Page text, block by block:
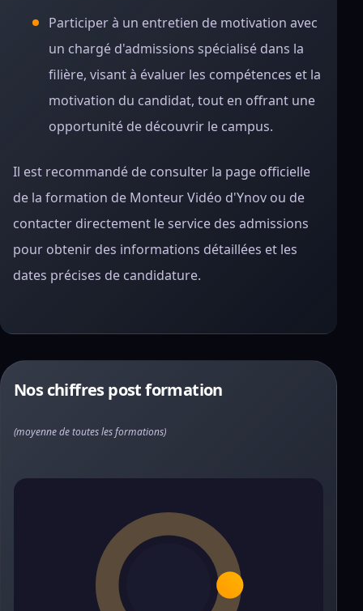
Participer à un entretien de motivation avec
un chargé d'admissions spécialisé dans la
filière, visant à évaluer les compétences et la
motivation du candidat, tout en offrant une
opportunité de découvrir le campus.
Il est recommandé de consulter la page officielle
de la formation de Monteur Vidéo d'Ynov ou de
contacter directement le service des admissions
pour obtenir des informations détaillées et les
dates précises de candidature.
Nos chiffres post formation
(moyenne de toutes les formations)